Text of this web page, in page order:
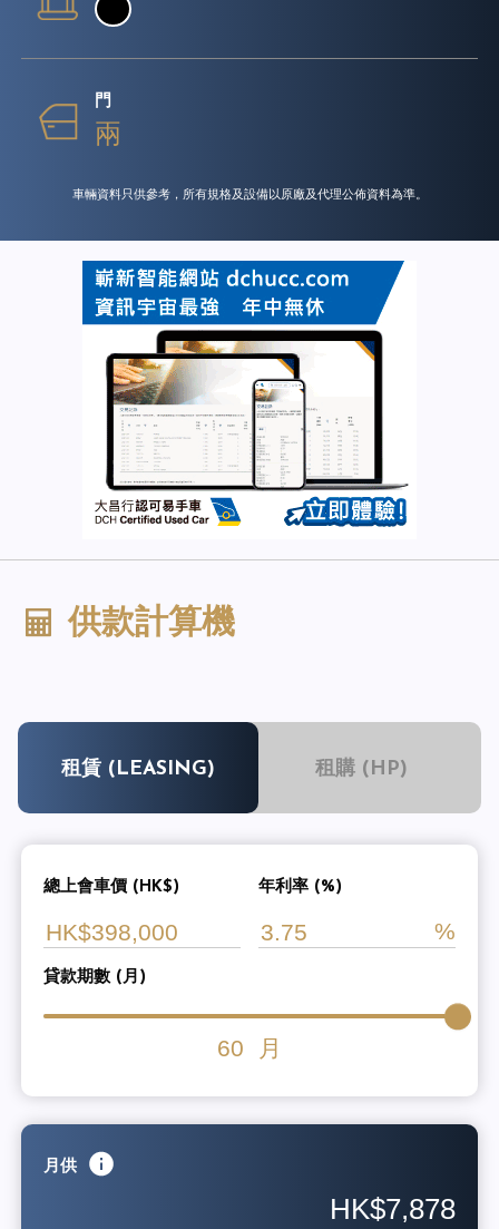
門
兩
車輛資料只供參考，所有規格及設備以原廠及代理公佈資料為準。
供款計算機
租賃 (LEASING) 租購 (HP)
總上會車價 (HK$) 年利率 (%)
貸款期數 (月)
60 月
月供
HK$7,878